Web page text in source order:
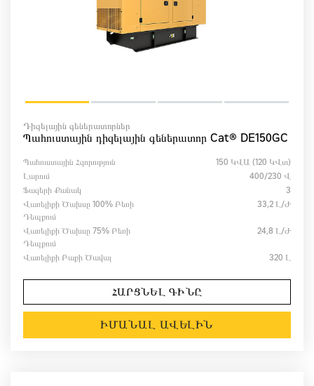
Դիզելային գեներատորներ
Պահուստային դիզելային գեներատոր Cat® DE150GC
Պահուստային Հզորություն
150 ԿՎԱ (120 ԿՎտ)
Լարում
400/230 Վ
Ֆազերի Քանակ
3
Վառելիքի Ծախսը 100% Բեռի
Դեպքում
33,2 Լ/ժ
Վառելիքի Ծախսը 75% Բեռի
Դեպքում
24,8 Լ/ժ
Վառելիքի Բաքի Ծավալ 320 Լ
ՀԱՐՑՆԵԼ ԳԻՆԸ
ԻՄԱՆԱԼ ԱՎԵԼԻՆ